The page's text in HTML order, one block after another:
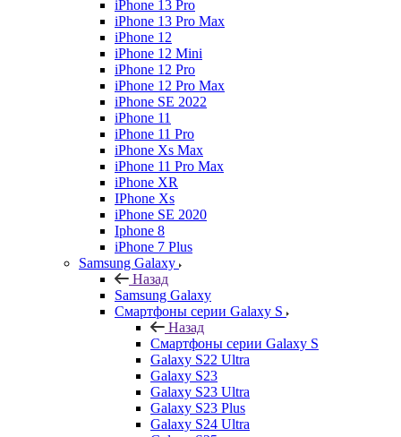
iPhone 13 Pro
iPhone 13 Pro Max
iPhone 12
iPhone 12 Mini
iPhone 12 Pro
iPhone 12 Pro Max
iPhone SE 2022
iPhone 11
iPhone 11 Pro
iPhone Xs Max
iPhone 11 Pro Max
iPhone XR
IPhone Xs
iPhone SE 2020
Iphone 8
iPhone 7 Plus
Samsung Galaxy
Назад
Samsung Galaxy
Смартфоны серии Galaxy S
Назад
Смартфоны серии Galaxy S
Galaxy S22 Ultra
Galaxy S23
Galaxy S23 Ultra
Galaxy S23 Plus
Galaxy S24 Ultra